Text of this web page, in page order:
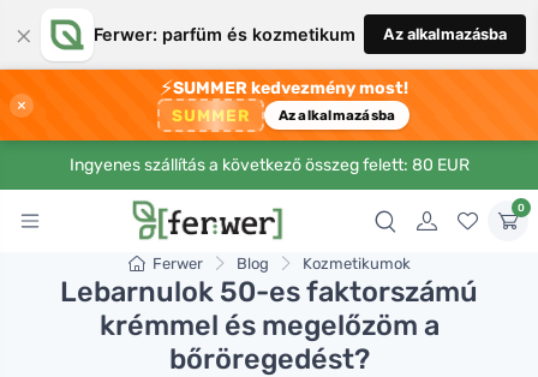
× Ferwer: parfüm és kozmetikum Az alkalmazásba
×
⚡SUMMER kedvezmény most!
SUMMER Az alkalmazásba
Ingyenes szállítás a következő összeg felett: 80 EUR
0
Ferwer Blog Kozmetikumok
Lebarnulok 50-es faktorszámú
krémmel és megelőzöm a
bőröregedést?